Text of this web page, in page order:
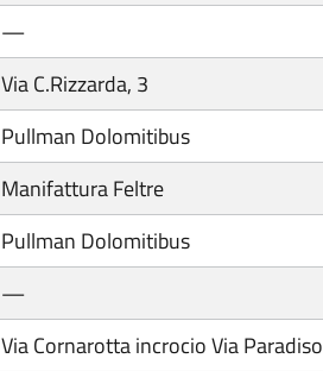
—
Via C.Rizzarda, 3
Pullman Dolomitibus
Manifattura Feltre
Pullman Dolomitibus
—
Via Cornarotta incrocio Via Paradiso